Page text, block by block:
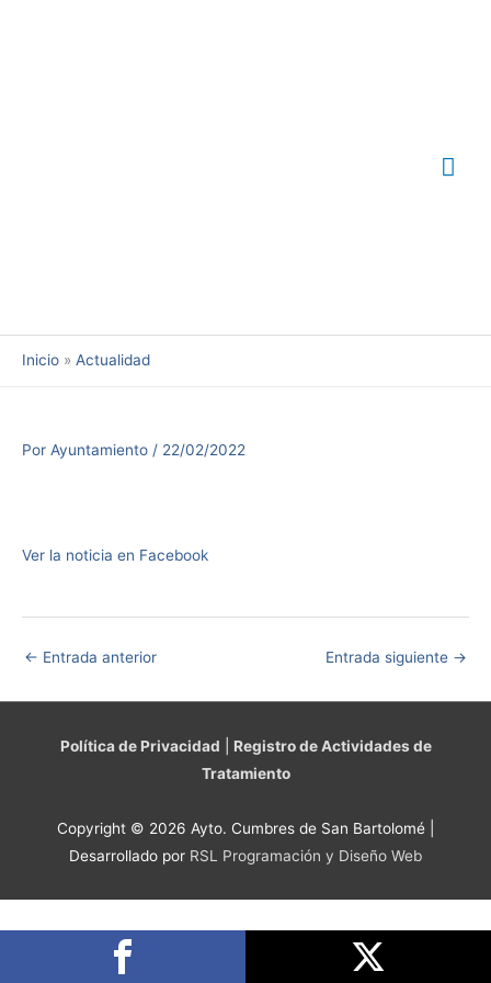
Inicio Actualidad
Por Ayuntamiento / 22/02/2022
Ver la noticia en Facebook
← Entrada anterior Entrada siguiente →
Política de Privacidad
Registro de Actividades de
Tratamiento
Copyright © 2026 Ayto. Cumbres de San Bartolomé |
Desarrollado por RSL Programación y Diseño Web